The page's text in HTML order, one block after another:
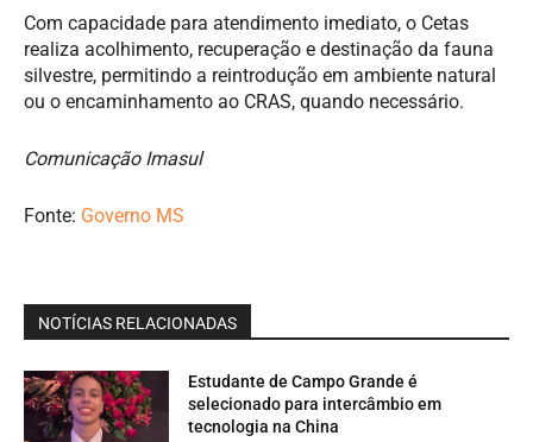
Com capacidade para atendimento imediato, o Cetas
realiza acolhimento, recuperação e destinação da fauna
silvestre, permitindo a reintrodução em ambiente natural
ou o encaminhamento ao CRAS, quando necessário.
Comunicação Imasul
Fonte: Governo MS
NOTÍCIAS RELACIONADAS
Estudante de Campo Grande é
selecionado para intercâmbio em
tecnologia na China